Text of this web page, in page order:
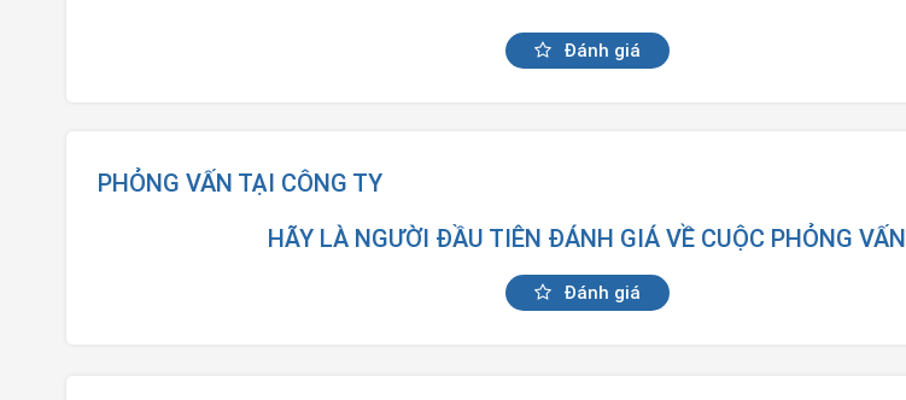
Đánh giá
PHỎNG VẤN TẠI CÔNG TY
HÃY LÀ NGƯỜI ĐẦU TIÊN ĐÁNH GIÁ VỀ CUỘC PHỎNG VẤN
Đánh giá